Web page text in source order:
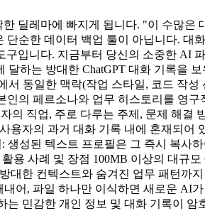
딜레마에 빠지게 됩니다. "이 수많
순한 데이터 백업 툴이 아닙니다. 대
입니다. 지금부터 당신의 소중한 AI
하는 방대한 ChatGPT 대화 기록을
동일한 맥락(작업 스타일, 코드 작
의 페르소나와 업무 히스토리를 영
직업, 주로 다루는 주제, 문제 해결
용자의 과거 대화 기록 내에 혼재되
성된 텍스트 프로필은 그 즉시 복사하
사례 및 장점 100MB 이상의 대규
한 컨텍스트와 숨겨진 업무 패턴까지
어, 파일 하나만 이식하면 새로운 AI
민감한 개인 정보 및 대화 기록이 암